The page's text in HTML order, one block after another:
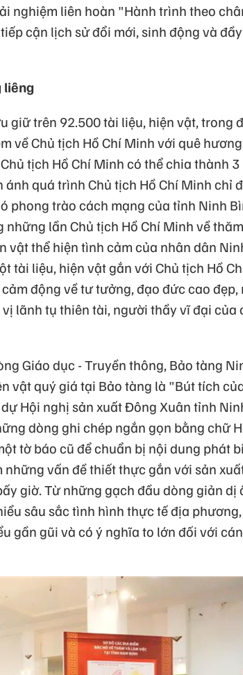
nghiệm liên hoàn "Hành trình theo
cận lịch sử đổi mới, sinh động và
liêng
giữ trên 92.500 tài liệu, hiện vật, trong
về Chủ tịch Hồ Chí Minh với quê
tịch Hồ Chí Minh có thể chia thành
quá trình Chủ tịch Hồ Chí Minh chỉ
phong trào cách mạng của tỉnh Ninh
lần Chủ tịch Hồ Chí Minh về
vật thể hiện tình cảm của nhân dân
tài liệu, hiện vật gắn với Chủ tịch Hồ
động về tư tưởng, đạo đức cao đẹp,
lãnh tụ thiên tài, người thầy vĩ đại của
Giáo dục - Truyền thông, Bảo tàng
vật quý giá tại Bảo tàng là "Bút tích
Hội nghị sản xuất Đông Xuân tỉnh
dòng ghi chép ngắn gọn bằng chữ
tờ báo cũ để chuẩn bị nội dung phát
vấn đề thiết thực gắn với sản
giờ. Từ những gạch đầu dòng giản dị
sâu sắc tình hình thực tế địa
gần gũi và có ý nghĩa to lớn đối với